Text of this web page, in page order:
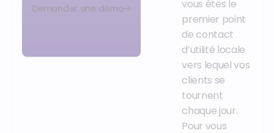
Demander une démo
vous êtes le
premier point
de contact
d’utilité locale
vers lequel vos
clients se
tournent
chaque jour.
Pour vous